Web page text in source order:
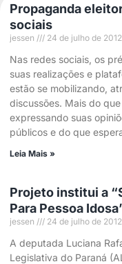
Propaganda
sociais
jessen 24 de julho de 2012
Nas redes sociais, os
suas realizações e
estão se mobilizando,
discussões. Mais do
expressando suas
públicos e do que
Leia Mais »
Projeto institui a
Para Pessoa
jessen 24 de julho de 2012
A deputada Luciana
Legislativa do Paraná